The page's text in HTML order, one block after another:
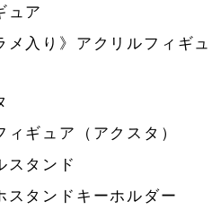
ュア
メ入り》アクリルフィギュ
ギュア（アクスタ）
スタンド
スタンドキーホルダー